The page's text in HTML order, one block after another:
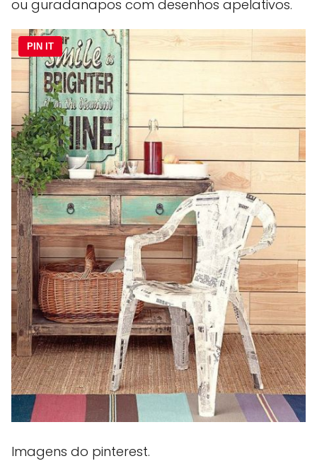
ou guradanapos com desenhos apelativos.
PIN IT
Imagens do pinterest.